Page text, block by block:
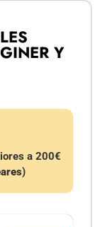
Y
a 200€
)